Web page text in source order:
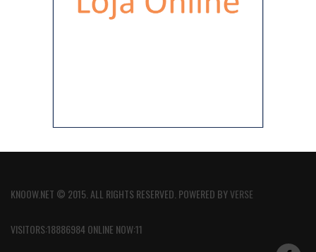
KNOOW.NET © 2015. ALL RIGHTS RESERVED. POWERED BYVERSE
VISITORS:18886984 ONLINE NOW:11